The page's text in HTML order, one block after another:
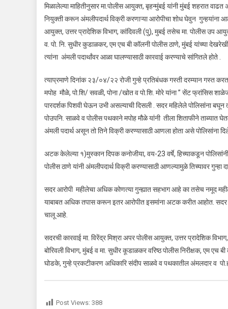
मिळालेल्या माहितीनुसार मा.पोलीस आयुक्त, बृहन्मुंबई यांनी मुंबई शहरात
नियुक्ती करून अंमलीपदार्थ विक्री करणाऱ्या आरोपीचा शोध घेवुन गुन्हयांना
आयुक्त, उत्तर प्रादेशिक विभाग, कांदिवली (पु), मुबई तसेच मा. पोलीस उप
व. पो. नि. सुधीर कुडाळकर, एम एच बी कॉलनी पोलीस ठाणे, मुंबई यांच्या
त्यांना अंमली पदार्थांवर आळा घालण्यासाठी कारवाई करण्याचे सांगितले होते .
त्याप्रमाणे दिनांक २३/०४/२२ रोजी गुन्हे प्रतिबंधक गस्ती दरम्यान गस्त
मपोह मौळे, पो.शि/ सवळी, पोना /खोत व पो.शि. मोरे यांना ” सेंट फ्रांसिस
पारदर्शक पिशवी घेऊन उभी असल्याची दिसली . सदर महिलेले पोलिसांना बघून
पोउपनि. साळवे व पोलीस पथकाने मपोह मौळे यांनी तीला शिताफीने
अंमली पदार्थ असून तो तिने विक्री करण्यासाठी आणला होता असे पोलिसांना
अटक केलेल्या १)मुस्कान दिपक कनोजीया, वय-23 वर्षे, हिच्याकडून
पोलीस ठाणे यांनी अंमलीपदार्थ विक्री करण्यासाठी आणल्यामुळे तिच्यावर
सदर आरोपी महीलेचा अधिक कोणत्या गुन्ह्यात सहभाग आहे का तसेच नमूद
याबाबत अधिक तपास करून इतर आरोपीत इसमांना अटक करीत आहोत. सदर
चालू आहे.
सदरची कारवाई मा. विरेंद्र मिश्रा अपर पोलीस आयुक्त, उत्तर प्रादेशिक
बोरिवली विभाग, मुंबई व मा. सुधीर कूडाळकर वरिष्ठ पोलीस निरीक्षक, एम एच
घोडके, गुन्हे प्रकटीकरण अधिकारि संदीप साळवे व पथकातील अंमलदार व
Post Views: 388